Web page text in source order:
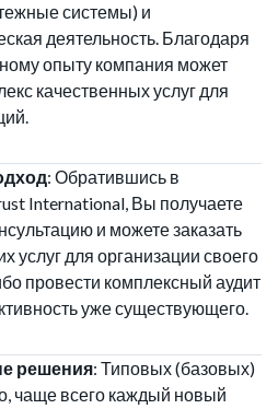
системы) и
деятельность. Благодаря
опыту компания может
качественных услуг для
: Обратившись в
International, Вы получаете
и можете заказать
услуг для организации своего
провести комплексный аудит
уже существующего.
решения: Типовых (базовых)
чаще всего каждый новый